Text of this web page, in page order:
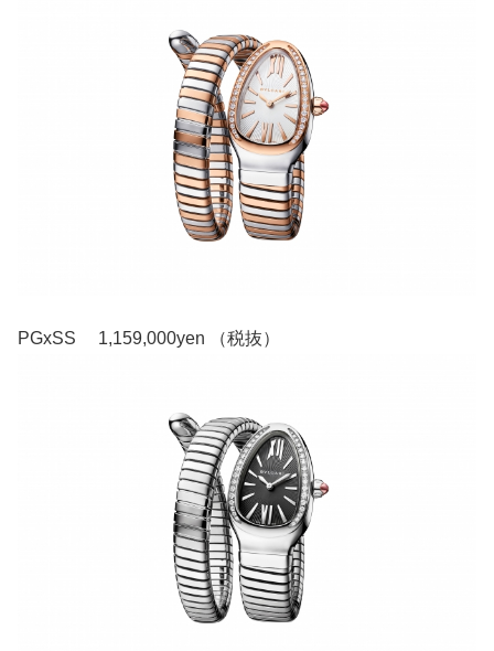
PGxSS 1,159,000yen （税抜）